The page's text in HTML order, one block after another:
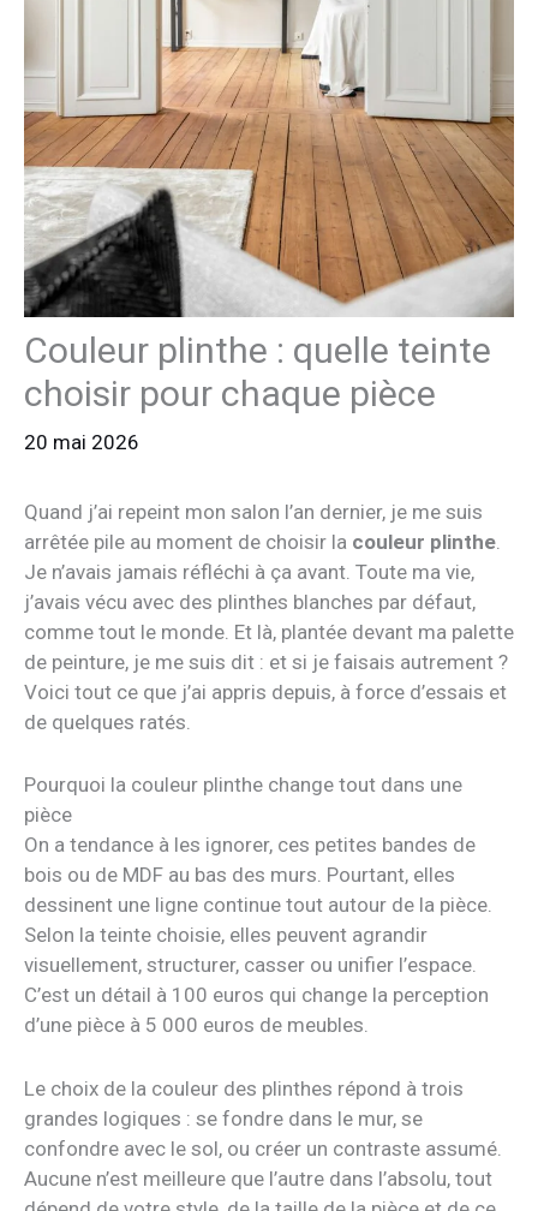
Couleur plinthe : quelle teinte
choisir pour chaque pièce
20 mai 2026
Quand j’ai repeint mon salon l’an dernier, je me suis
arrêtée pile au moment de choisir la couleur plinthe.
Je n’avais jamais réfléchi à ça avant. Toute ma vie,
j’avais vécu avec des plinthes blanches par défaut,
comme tout le monde. Et là, plantée devant ma palette
de peinture, je me suis dit : et si je faisais autrement ?
Voici tout ce que j’ai appris depuis, à force d’essais et
de quelques ratés.
Pourquoi la couleur plinthe change tout dans une
pièce
On a tendance à les ignorer, ces petites bandes de
bois ou de MDF au bas des murs. Pourtant, elles
dessinent une ligne continue tout autour de la pièce.
Selon la teinte choisie, elles peuvent agrandir
visuellement, structurer, casser ou unifier l’espace.
C’est un détail à 100 euros qui change la perception
d’une pièce à 5 000 euros de meubles.
Le choix de la couleur des plinthes répond à trois
grandes logiques : se fondre dans le mur, se
confondre avec le sol, ou créer un contraste assumé.
Aucune n’est meilleure que l’autre dans l’absolu, tout